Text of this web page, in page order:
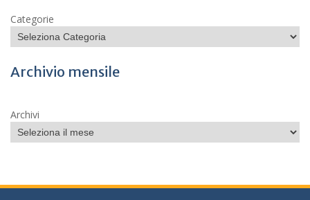
Categorie
Archivio mensile
Archivi